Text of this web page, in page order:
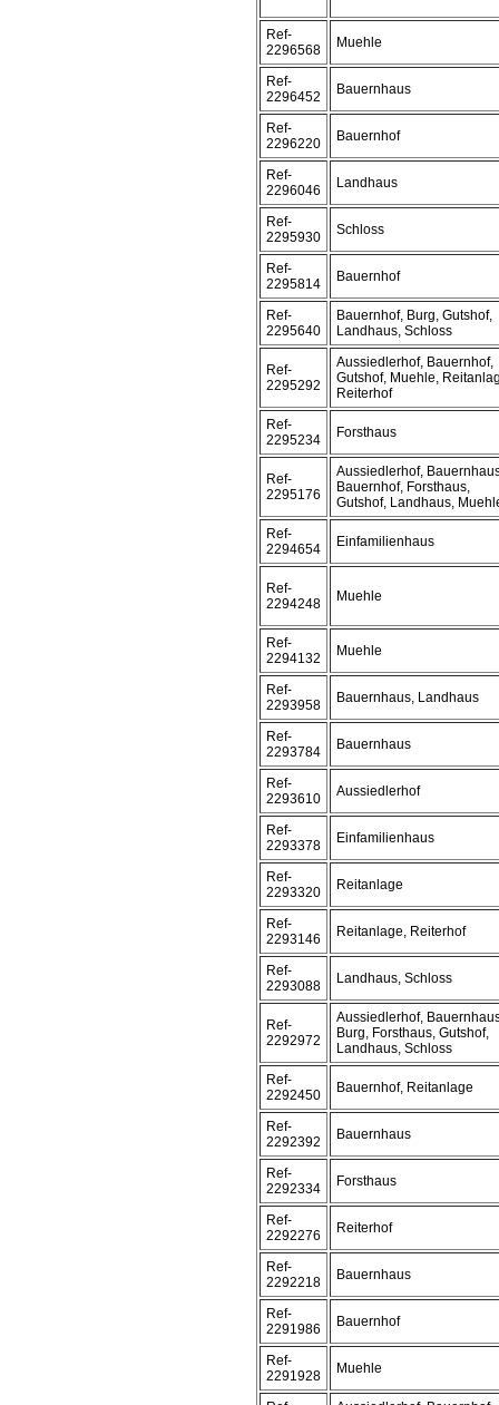
Ref-
2296568
Muehle
Ref-
2296452
Bauernhaus
Ref-
2296220
Bauernhof
Ref-
2296046
Landhaus
Ref-
2295930
Schloss
Ref-
2295814
Bauernhof
Ref-
2295640
Bauernhof, Burg, Gutshof,
Landhaus, Schloss
Ref-
2295292
Aussiedlerhof, Bauernhof,
Gutshof, Muehle,
Reiterhof
Ref-
2295234
Forsthaus
Ref-
2295176
Aussiedlerhof,
Bauernhof, Forsthaus,
Gutshof, Landhaus,
Ref-
2294654
Einfamilienhaus
Ref-
2294248
Muehle
Ref-
2294132
Muehle
Ref-
2293958
Bauernhaus, Landhaus
Ref-
2293784
Bauernhaus
Ref-
2293610
Aussiedlerhof
Ref-
2293378
Einfamilienhaus
Ref-
2293320
Reitanlage
Ref-
2293146
Reitanlage, Reiterhof
Ref-
2293088
Landhaus, Schloss
Ref-
2292972
Aussiedlerhof,
Burg, Forsthaus, Gutshof,
Landhaus, Schloss
Ref-
2292450
Bauernhof, Reitanlage
Ref-
2292392
Bauernhaus
Ref-
2292334
Forsthaus
Ref-
2292276
Reiterhof
Ref-
2292218
Bauernhaus
Ref-
2291986
Bauernhof
Ref-
2291928
Muehle